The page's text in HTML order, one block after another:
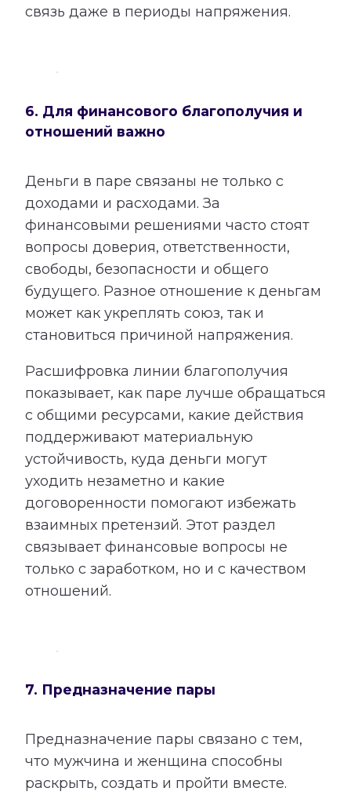
связь даже в периоды напряжения.
6. Для финансового благополучия и
отношений важно
Деньги в паре связаны не только с
доходами и расходами. За
финансовыми решениями часто стоят
вопросы доверия, ответственности,
свободы, безопасности и общего
будущего. Разное отношение к деньгам
может как укреплять союз, так и
становиться причиной напряжения.
Расшифровка линии благополучия
показывает, как паре лучше обращаться
с общими ресурсами, какие действия
поддерживают материальную
устойчивость, куда деньги могут
уходить незаметно и какие
договоренности помогают избежать
взаимных претензий. Этот раздел
связывает финансовые вопросы не
только с заработком, но и с качеством
отношений.
7. Предназначение пары
Предназначение пары связано с тем,
что мужчина и женщина способны
раскрыть, создать и пройти вместе.